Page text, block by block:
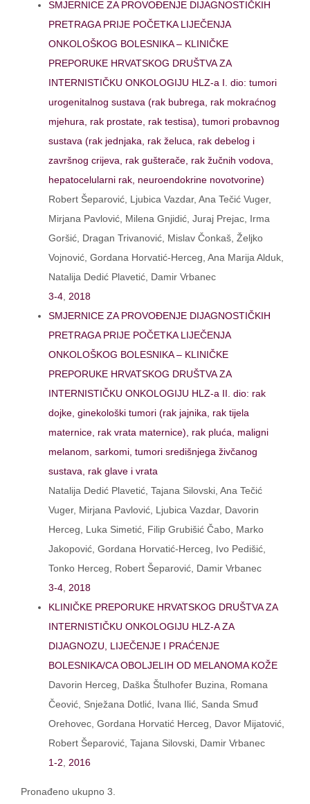
SMJERNICE ZA PROVOĐENJE DIJAGNOSTIČKIH
PRETRAGA PRIJE POČETKA LIJEČENJA
ONKOLOŠKOG BOLESNIKA – KLINIČKE
PREPORUKE HRVATSKOG DRUŠTVA ZA
INTERNISTIČKU ONKOLOGIJU HLZ-a I. dio: tumori
urogenitalnog sustava (rak bubrega, rak mokraćnog
mjehura, rak prostate, rak testisa), tumori probavnog
sustava (rak jednjaka, rak želuca, rak debelog i
završnog crijeva, rak gušterače, rak žučnih vodova,
hepatocelularni rak, neuroendokrine novotvorine)
Robert Šeparović, Ljubica Vazdar, Ana Tečić Vuger,
Mirjana Pavlović, Milena Gnjidić, Juraj Prejac, Irma
Goršić, Dragan Trivanović, Mislav Čonkaš, Željko
Vojnović, Gordana Horvatić-Herceg, Ana Marija Alduk,
Natalija Dedić Plavetić, Damir Vrbanec
3-4 2018
SMJERNICE ZA PROVOĐENJE DIJAGNOSTIČKIH
PRETRAGA PRIJE POČETKA LIJEČENJA
ONKOLOŠKOG BOLESNIKA – KLINIČKE
PREPORUKE HRVATSKOG DRUŠTVA ZA
INTERNISTIČKU ONKOLOGIJU HLZ-a II. dio: rak
dojke, ginekološki tumori (rak jajnika, rak tijela
maternice, rak vrata maternice), rak pluća, maligni
melanom, sarkomi, tumori središnjega živčanog
sustava, rak glave i vrata
Natalija Dedić Plavetić, Tajana Silovski, Ana Tečić
Vuger, Mirjana Pavlović, Ljubica Vazdar, Davorin
Herceg, Luka Simetić, Filip Grubišić Čabo, Marko
Jakopović, Gordana Horvatić-Herceg, Ivo Pedišić,
Tonko Herceg, Robert Šeparović, Damir Vrbanec
3-4 2018
KLINIČKE PREPORUKE HRVATSKOG DRUŠTVA ZA
INTERNISTIČKU ONKOLOGIJU HLZ-A ZA
DIJAGNOZU, LIJEČENJE I PRAĆENJE
BOLESNIKA/CA OBOLJELIH OD MELANOMA KOŽE
Davorin Herceg, Daška Štulhofer Buzina, Romana
Čeović, Snježana Dotlić, Ivana Ilić, Sanda Smuđ
Orehovec, Gordana Horvatić Herceg, Davor Mijatović,
Robert Šeparović, Tajana Silovski, Damir Vrbanec
1-2
2016
Pronađeno ukupno 3.